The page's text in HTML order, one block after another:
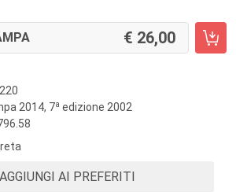
26,00
2014, 7a edizione 2002
AGGIUNGI AI PREFERITI